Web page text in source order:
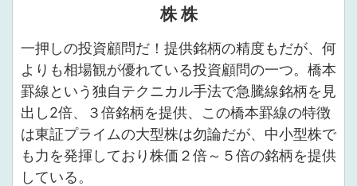
株 株
一押しの投資顧問だ！提供銘柄の精度もだが、何
よりも相場観が優れている投資顧問の一つ。橋本
罫線という独自テクニカル手法で急騰線銘柄を見
出し2倍、３倍銘柄を提供、この橋本罫線の特徴
は東証プライムの大型株は勿論だが、中小型株で
も力を発揮しており株価２倍～５倍の銘柄を提供
している。